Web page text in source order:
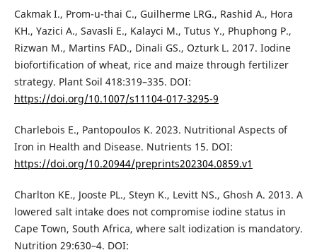
Cakmak I., Prom-u-thai C., Guilherme LRG., Rashid A., Hora
KH., Yazici A., Savasli E., Kalayci M., Tutus Y., Phuphong P.,
Rizwan M., Martins FAD., Dinali GS., Ozturk L. 2017. Iodine
biofortification of wheat, rice and maize through fertilizer
strategy. Plant Soil 418:319–335. DOI:
https://doi.org/10.1007/s11104-017-3295-9
Charlebois E., Pantopoulos K. 2023. Nutritional Aspects of
Iron in Health and Disease. Nutrients 15. DOI:
https://doi.org/10.20944/preprints202304.0859.v1
Charlton KE., Jooste PL., Steyn K., Levitt NS., Ghosh A. 2013. A
lowered salt intake does not compromise iodine status in
Cape Town, South Africa, where salt iodization is mandatory.
Nutrition 29:630–4. DOI: